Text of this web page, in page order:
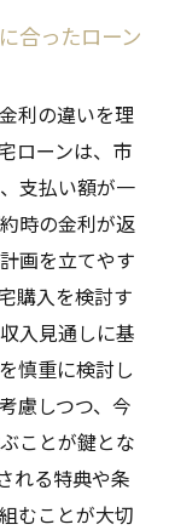
の違い
ヒント
事項一覧
避策
対策方法
得られるア
ポイント
検討の必
めの資金
合ったローン
利の違いを理
ローンは、市
支払い額が一
時の金利が返
画を立てやす
購入を検討す
入見通しに基
慎重に検討し
慮しつつ、今
ことが鍵とな
れる特典や条
むことが大切